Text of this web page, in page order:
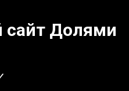
Долями